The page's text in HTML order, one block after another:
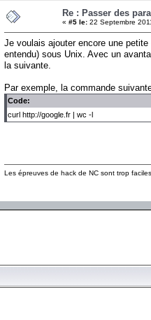
Re : Passer des
« #5 le: 22 Septembre
Je voulais ajouter encore une
entendu) sous Unix. Avec un
la suivante.
Par exemple, la commande
Code:
curl http://google.fr | wc -l
Les épreuves de hack de NC sont trop